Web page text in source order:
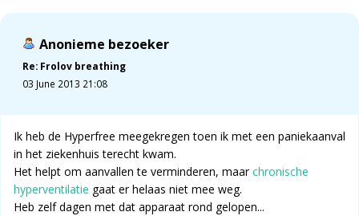
Anonieme bezoeker
Re: Frolov breathing
03 June 2013 21:08
Ik heb de Hyperfree meegekregen toen ik met een paniekaanval
in het ziekenhuis terecht kwam.
Het helpt om aanvallen te verminderen, maarchronische
hyperventilatie gaat er helaas niet mee weg.
Heb zelf dagen met dat apparaat rond gelopen...